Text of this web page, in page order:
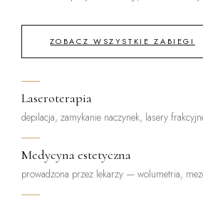
ZOBACZ WSZYSTKIE ZABIEGI
Laseroterapia
depilacja, zamykanie naczynek, lasery
Medycyna estetyczna
prowadzona przez lekarzy — wolumetria,